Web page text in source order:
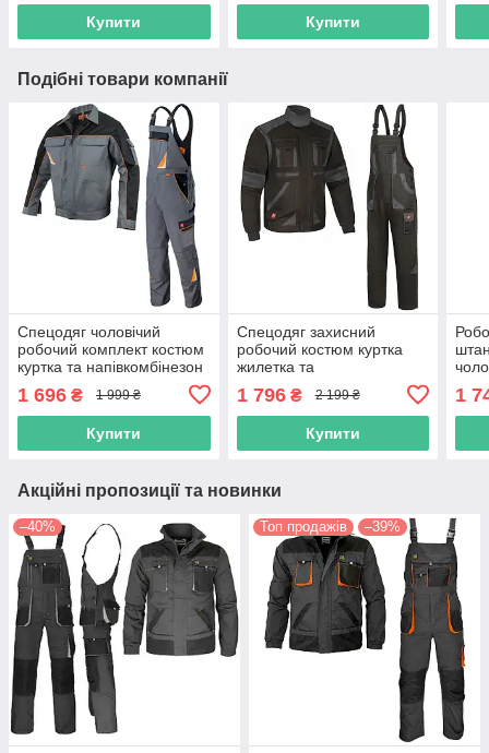
Купити Купити
Подібні товари компанії
Спецодяг чоловічий
робочий комплект костюм
куртка та напівкомбінезон
польша
1 696 ₴ 1 999 ₴
Купити
Спецодяг захисний
робочий костюм куртка
жилетка та
напівкомбінезон чоловіча
роба для працівників
procotton польша
1 796₴ 2 199 ₴
Купити
1
Акційні пропозиції та новинки
–40% Топ продажів –39%